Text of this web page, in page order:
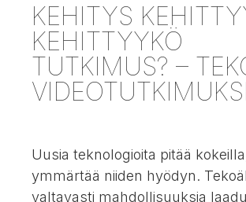
KEHITYS
KEHITTYYKÖ
TUTKIMUS? –
Uusia teknologioita pitää
ymmärtää niiden hyödyn.
valtavasti mahdollisuuksia